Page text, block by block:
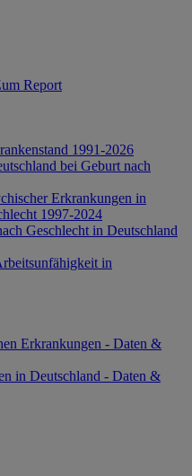
Report
1991-2026
bei Geburt nach
Erkrankungen in
1997-2024
Geschlecht in Deutschland
in
Erkrankungen - Daten &
in Deutschland - Daten &